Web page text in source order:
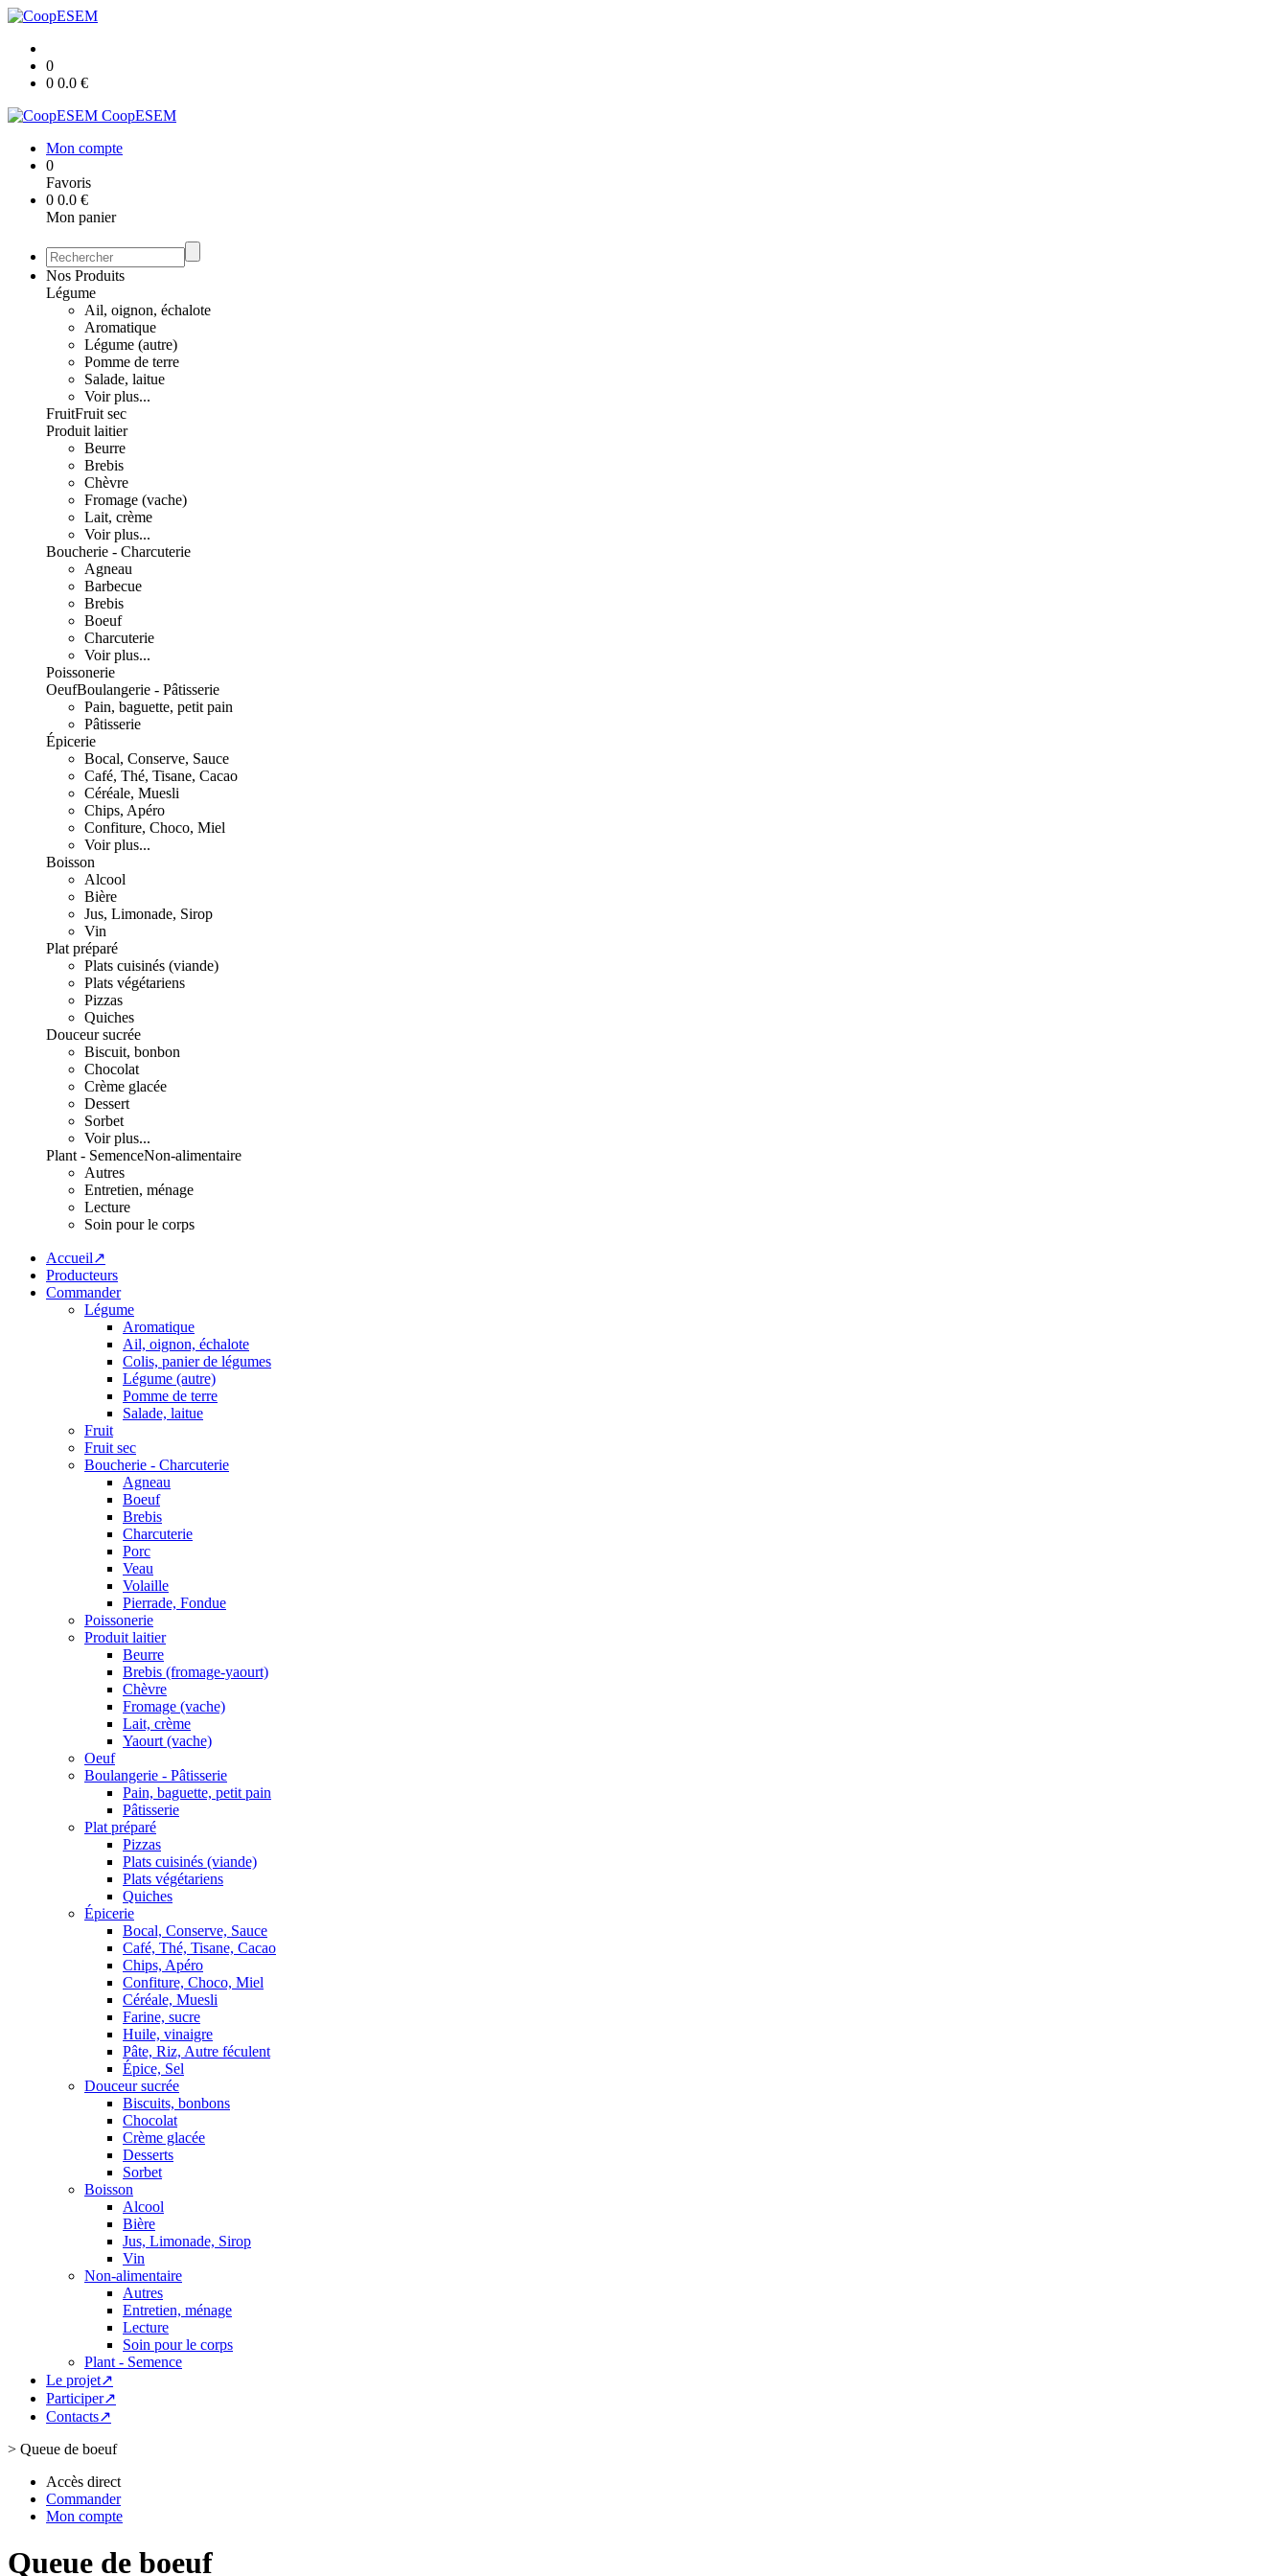
0
0 0.0 €
CoopESEM
Mon compte
0
Favoris
0 0.0 €
Mon panier
Nos Produits
Légume
Ail, oignon, échalote
Aromatique
Légume (autre)
Pomme de terre
Salade, laitue
Voir plus...
FruitFruit sec
Produit laitier
Beurre
Brebis
Chèvre
Fromage (vache)
Lait, crème
Voir plus...
Boucherie - Charcuterie
Agneau
Barbecue
Brebis
Boeuf
Charcuterie
Voir plus...
Poissonerie
OeufBoulangerie - Pâtisserie
Pain, baguette, petit pain
Pâtisserie
Épicerie
Bocal, Conserve, Sauce
Café, Thé, Tisane, Cacao
Céréale, Muesli
Chips, Apéro
Confiture, Choco, Miel
Voir plus...
Boisson
Alcool
Bière
Jus, Limonade, Sirop
Vin
Plat préparé
Plats cuisinés (viande)
Plats végétariens
Pizzas
Quiches
Douceur sucrée
Biscuit, bonbon
Chocolat
Crème glacée
Dessert
Sorbet
Voir plus...
Plant - SemenceNon-alimentaire
Autres
Entretien, ménage
Lecture
Soin pour le corps
Accueil↗
Producteurs
Commander
Légume
Aromatique
Ail, oignon, échalote
Colis, panier de légumes
Légume (autre)
Pomme de terre
Salade, laitue
Fruit
Fruit sec
Boucherie - Charcuterie
Agneau
Boeuf
Brebis
Charcuterie
Porc
Veau
Volaille
Pierrade, Fondue
Poissonerie
Produit laitier
Beurre
Brebis (fromage-yaourt)
Chèvre
Fromage (vache)
Lait, crème
Yaourt (vache)
Oeuf
Boulangerie - Pâtisserie
Pain, baguette, petit pain
Pâtisserie
Plat préparé
Pizzas
Plats cuisinés (viande)
Plats végétariens
Quiches
Épicerie
Bocal, Conserve, Sauce
Café, Thé, Tisane, Cacao
Chips, Apéro
Confiture, Choco, Miel
Céréale, Muesli
Farine, sucre
Huile, vinaigre
Pâte, Riz, Autre féculent
Épice, Sel
Douceur sucrée
Biscuits, bonbons
Chocolat
Crème glacée
Desserts
Sorbet
Boisson
Alcool
Bière
Jus, Limonade, Sirop
Vin
Non-alimentaire
Autres
Entretien, ménage
Lecture
Soin pour le corps
Plant - Semence
Le projet↗
Participer↗
Contacts↗
> Queue de boeuf
Accès direct
Commander
Mon compte
Queue de boeuf